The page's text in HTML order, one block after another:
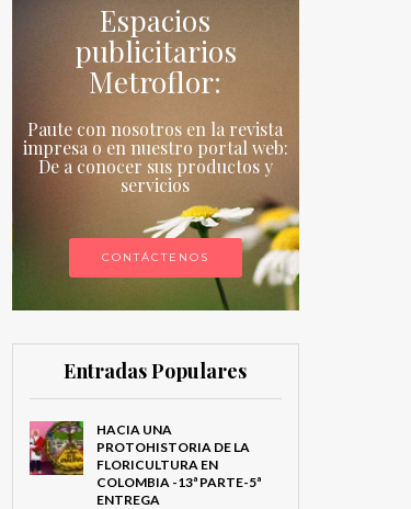
Espacios
publicitarios
Metroflor:
Paute con nosotros en la revista
impresa o en nuestro portal web:
De a conocer sus productos y
servicios
CONTÁCTENOS
Entradas Populares
HACIA UNA
PROTOHISTORIA DE LA
FLORICULTURA EN
COLOMBIA -13ª PARTE-5ª
ENTREGA